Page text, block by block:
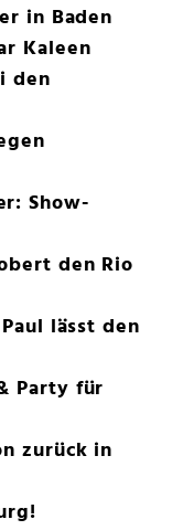
in Baden
Kaleen
den
Show-
den Rio
lässt den
Party für
zurück in